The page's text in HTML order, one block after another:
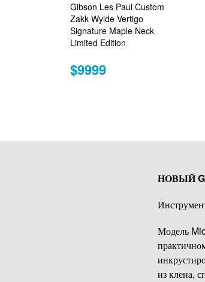
Gibson Les Paul Custom
Zakk Wylde Vertigo
Signature Maple Neck
Limited Edition
$9999
НОВЫЙ
Модель
из клена,